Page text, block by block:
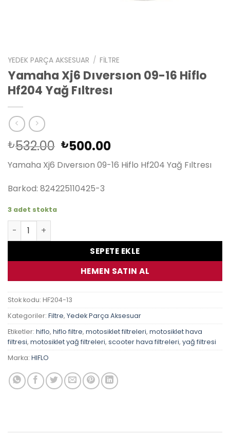
YEDEK PARÇA AKSESUAR / FILTRE
Yamaha Xj6 Dıversıon 09-16 Hiflo
Hf204 Yağ Fıltresı
₺532.00 Orijinal
fiyat:
₺532.00.
₺500.00Şu
andaki
fiyat:
Yamaha Xj6 Dıversıon 09-16 Hiflo Hf204 Yağ Fıltresı
Barkod: 824225110425-3
3 adet stokta
Yamaha Xj6 Dıversıon 09-16 Hiflo Hf204 Yağ Fıltresı adet
SEPETE EKLE
HEMEN SATIN AL
Stok kodu: HF204-13
Kategoriler: Filtre, Yedek Parça Aksesuar
Etiketler: hiflo, hiflo filtre, motosiklet filtreleri, motosiklet hava
filtresi, motosiklet yağ filtreleri, scooter hava filtreleri, yağ filtresi
Marka: HIFLO